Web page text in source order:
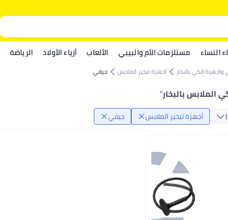
النساء مستلزمات الأم والبيبي الألعاب أزياء الأولاد الرياضة
الكي بالبخار أجهزة تبخير الملابس جيفي
الملابس بالبخار"
أجهزة تبخير الملابس جيفي